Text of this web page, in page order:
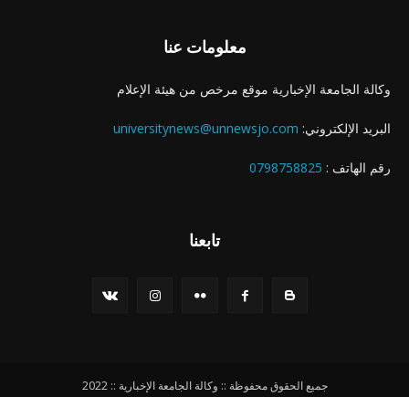
معلومات عنا
وكالة الجامعة الإخبارية موقع مرخص من هيئة الإعلام
البريد الإلكتروني: universitynews@unnewsjo.com
رقم الهاتف : 0798758825
تابعنا
جميع الحقوق محفوظة :: وكالة الجامعة الإخبارية :: 2022